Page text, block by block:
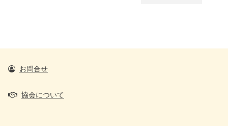
お問合せ
協会について